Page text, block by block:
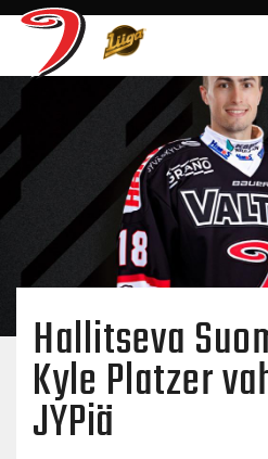
Hallitseva
Kyle Platzer
JYPiä